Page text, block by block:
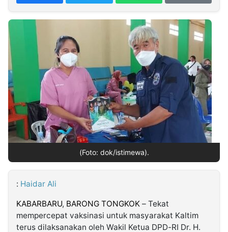
PT
TREETAN
MULTIMEDIA
INDONESIA
Partner
Insight
NTB
Suara
Time
Lens
IDN
Daily
Jogja
Jalan
Rakyat
Idealita
News
Kita
Notice
Dinamikapost.com
Radar
Baru
Seedbacklink
Follow
Kabarbaru
(Foto: dok/istimewa).
: Haidar Ali
KABARBARU, BARONG TONGKOK – Tekat
mempercepat vaksinasi untuk masyarakat Kaltim
terus dilaksanakan oleh Wakil Ketua DPD-RI Dr. H.